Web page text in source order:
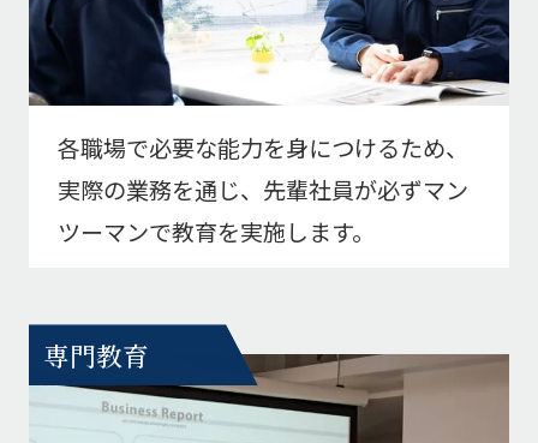
各職場で必要な能力を身につけるため、
実際の業務を通じ、先輩社員が必ずマン
ツーマンで教育を実施します。
専門教育